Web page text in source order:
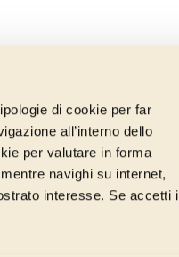
di cookie per far
all’interno dello
per valutare in forma
navighi su internet,
interesse. Se accetti i